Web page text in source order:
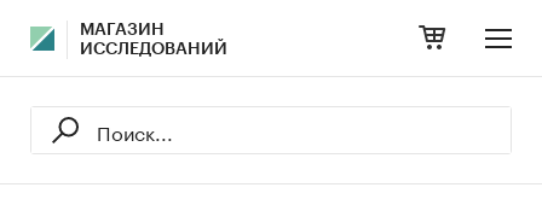
МАГАЗИН
ИССЛЕДОВАНИЙ